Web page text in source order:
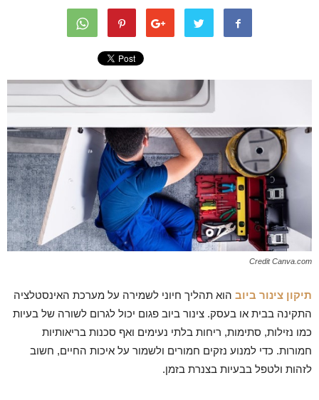
Credit Canva.com
תיקון צינור ביוב הוא תהליך חיוני לשמירה על מערכת האינסטלציה
התקינה בבית או בעסק. צינור ביוב פגום יכול לגרום לשורה של בעיות
כמו נזילות, סתימות, ריחות בלתי נעימים ואף סכנות בריאותיות
חמורות. כדי למנוע נזקים חמורים ולשמור על איכות החיים, חשוב
לזהות ולטפל בבעיות בצנרת בזמן.